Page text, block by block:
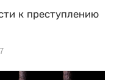
к преступлению